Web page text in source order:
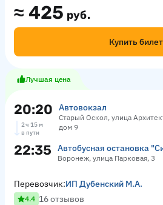
≈ 425 руб.
Купить билет
Лучшая цена
20:20 Автовокзал
Старый Оскол, улица
дом 9
2 ч 15 м
в пути
22:35 Автобусная остановка
Воронеж, улица Парковая, 3
Перевозчик:ИП Дубенский М.А.
4.4 16 отзывов